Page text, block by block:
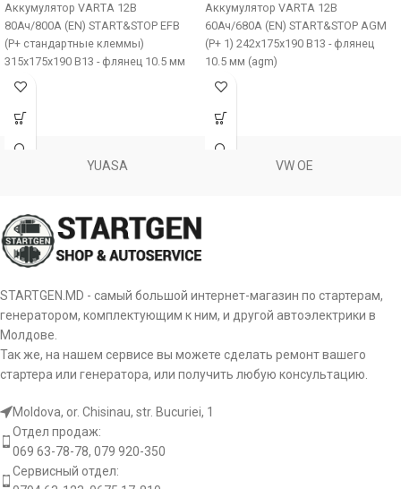
Аккумулятор VARTA 12В
80Ач/800A (EN) START&STOP EFB
(P+ стандартные клеммы)
315x175x190 B13 - флянец 10.5 мм
(пуск/efb)
Аккумулятор VARTA 12В
60Ач/680A (EN) START&STOP AGM
(P+ 1) 242x175x190 B13 - флянец
10.5 мм (agm)
YUASA VW OE
STARTGEN.MD - самый большой интернет-магазин по стартерам,
генератором, комплектующим к ним, и другой автоэлектрики в
Молдове.
Так же, на нашем сервисе вы можете сделать ремонт вашего
стартера или генератора, или получить любую консультацию.
Moldova, or. Chisinau, str. Bucuriei, 1
Отдел продаж:
069 63-78-78, 079 920-350
Сервисный отдел: